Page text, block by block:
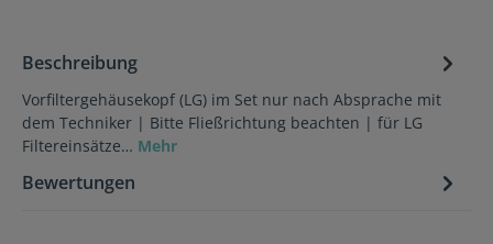
Beschreibung
Vorfiltergehäusekopf (LG) im Set nur nach Absprache mit
dem Techniker | Bitte Fließrichtung beachten | für LG
Filtereinsätze… Mehr
Bewertungen